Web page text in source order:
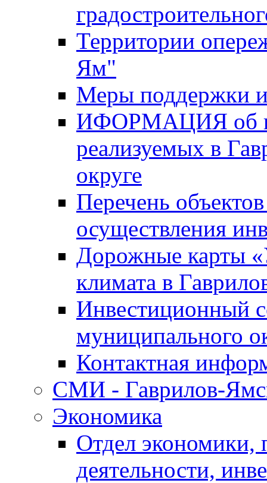
Территории
Ям"
Меры поддержки
ИФОРМАЦИЯ об
реализуемых в
округе
Перечень
осуществления
Дорожные карты
климата в
Инвестиционный
муниципального
Контактная
СМИ - Гаврилов-
Экономика
Отдел экономики,
деятельности,